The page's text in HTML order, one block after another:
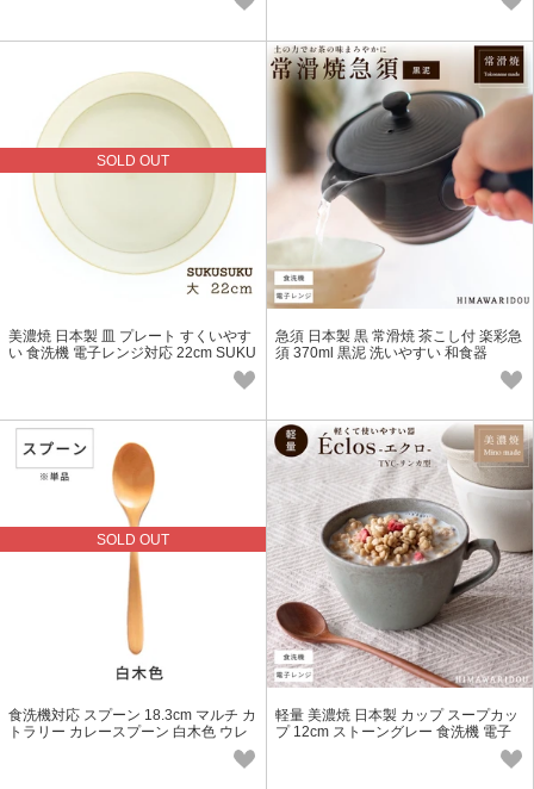
SOLD OUT
美濃焼 日本製 皿 プレート すくいやす
い 食洗機 電子レンジ対応 22cm SUKU
急須 日本製 黒 常滑焼 茶こし付 楽彩急
須 370ml 黒泥 洗いやすい 和食器
SOLD OUT
食洗機対応 スプーン 18.3cm マルチ カ
トラリー カレースプーン 白木色 ウレ
軽量 美濃焼 日本製 カップ スープカッ
プ 12cm ストーングレー 食洗機 電子